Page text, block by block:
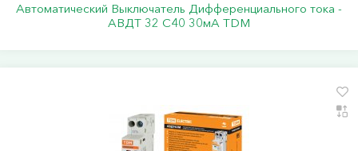
Автоматический Выключатель Дифференциального тока -
АВДТ 32 С40 30мА TDM